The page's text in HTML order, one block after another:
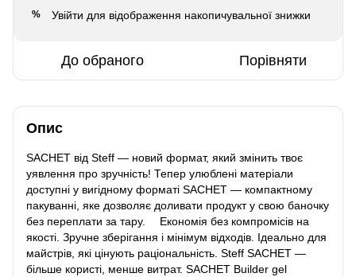
% Увійти для відображення накопичувальної знижки
До обраного Порівняти
Опис
SACHET від Steff — новий формат, який змінить твоє
уявлення про зручність! Тепер улюблені матеріали
доступні у вигідному форматі SACHET — компактному
пакуванні, яке дозволяє доливати продукт у свою баночку
без переплати за тару. ⠀ Економія без компромісів на
якості. Зручне зберігання і мінімум відходів. Ідеально для
майстрів, які цінують раціональність. Steff SACHET —
більше користі, менше витрат. SACHET Builder gel